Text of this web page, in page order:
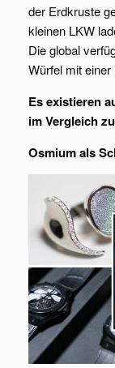
der Erdkruste
kleinen LKW
Die global
Würfel mit
Es existieren
im Vergleich
Osmium als